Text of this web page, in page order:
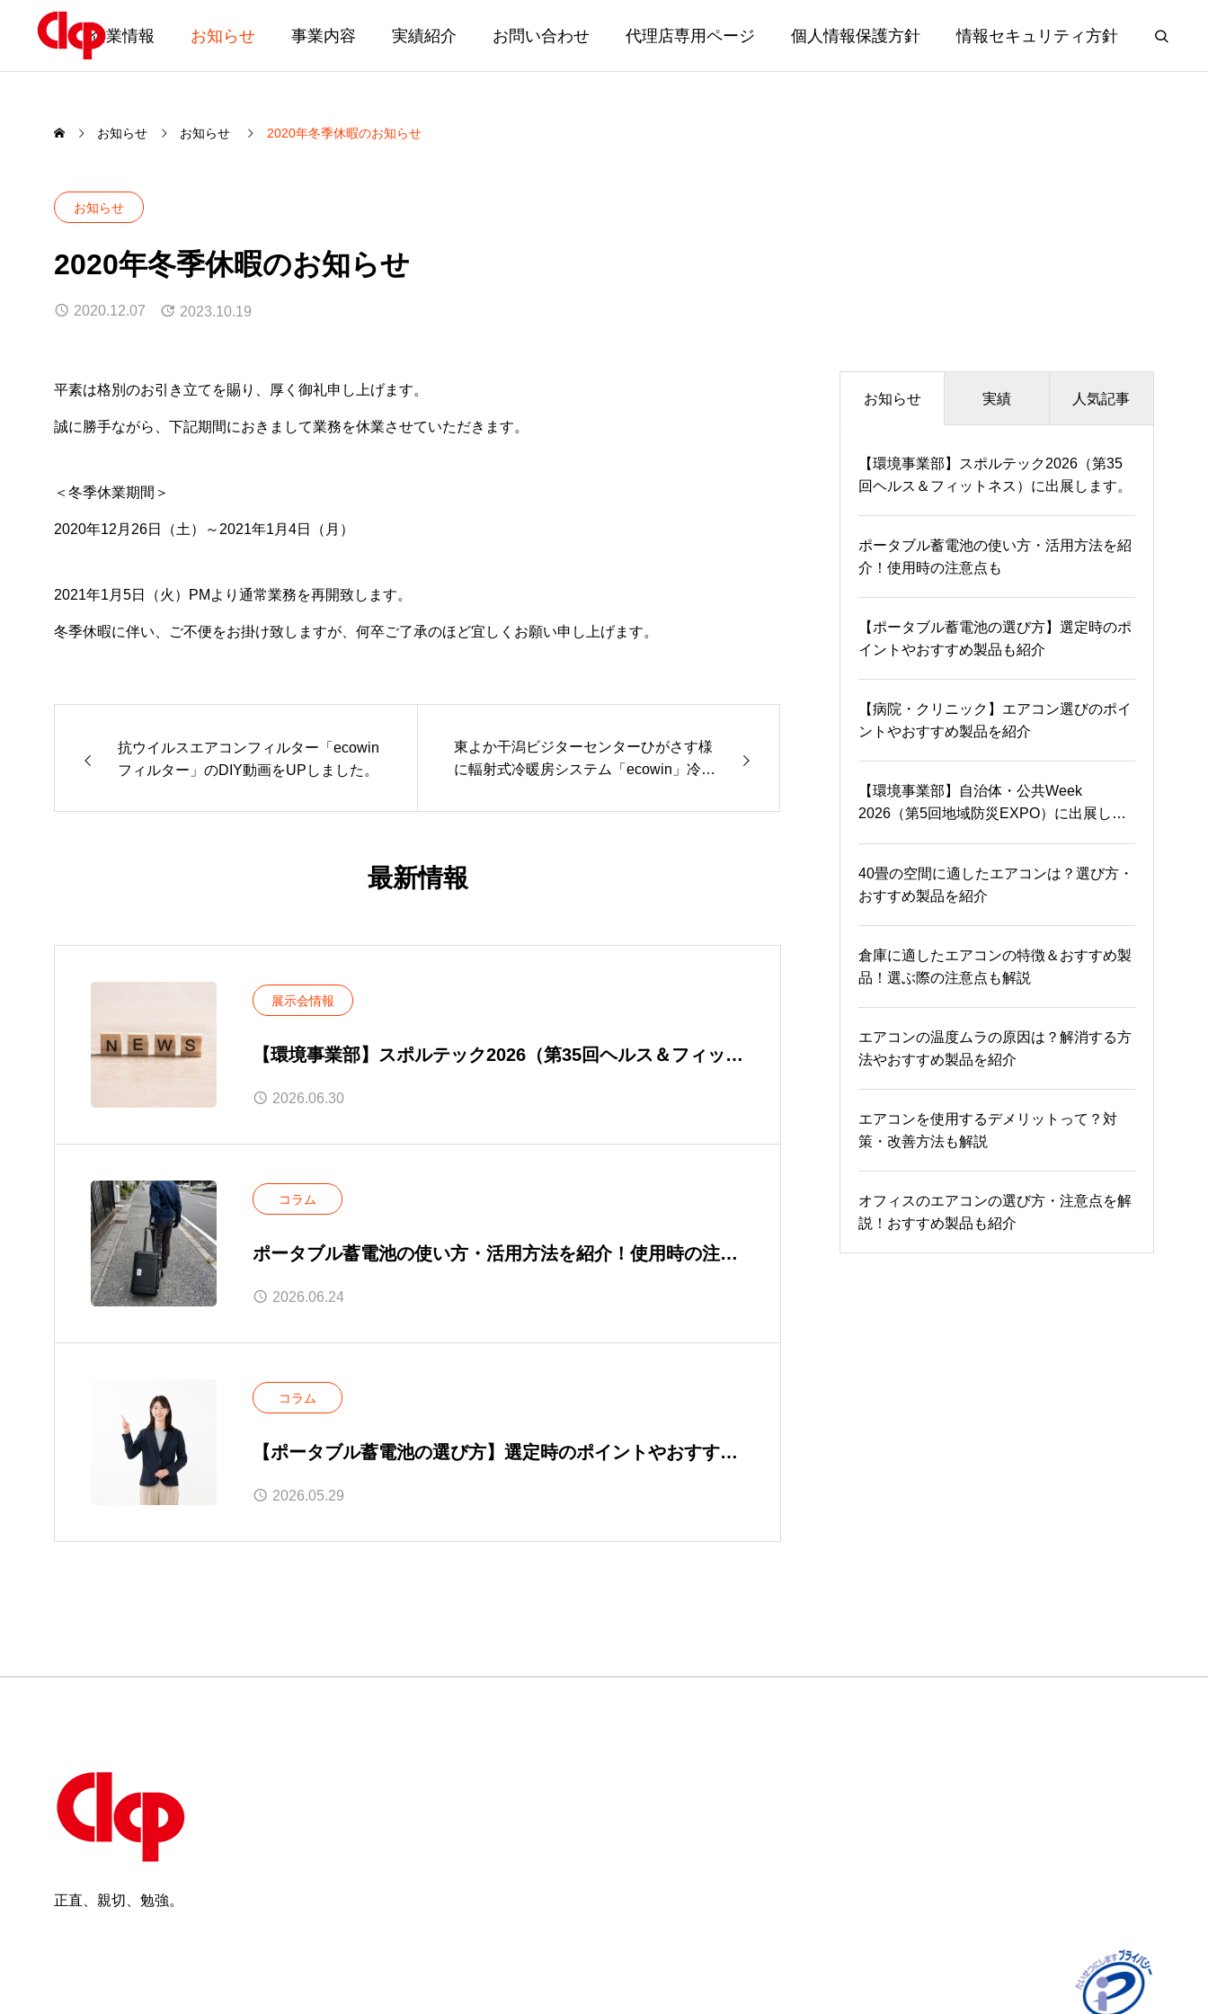
企業情報 お知らせ 事業内容 実績紹介 お問い合わせ 代理店専用ページ 個人情報保護方針 情報セキュリティ方針
お知らせ お知らせ 2020年冬季休暇のお知らせ
お知らせ
2020年冬季休暇のお知らせ
2020.12.07 2023.10.19
平素は格別のお引き立てを賜り、厚く御礼申し上げます。
誠に勝手ながら、下記期間におきまして業務を休業させていただきます。
＜冬季休業期間＞
2020年12月26日（土）～2021年1月4日（月）
2021年1月5日（火）PMより通常業務を再開致します。
冬季休暇に伴い、ご不便をお掛け致しますが、何卒ご了承のほど宜しくお願い申し上げます。
抗ウイルスエアコンフィルター「ecowin
フィルター」のDIY動画をUPしました。
東よか干潟ビジターセンターひがさす様
に輻射式冷暖房システム「ecowin」冷温
最新情報
展示会情報
【環境事業部】スポルテック2026（第35回ヘルス＆フィット
ネス）に出展します。
2026.06.30
コラム
ポータブル蓄電池の使い方・活用方法を紹介！使用時の注意
点も
2026.06.24
コラム
【ポータブル蓄電池の選び方】選定時のポイントやおすすめ
製品も紹介
2026.05.29
お知らせ 実績 人気記事
【環境事業部】スポルテック2026（第35
回ヘルス＆フィットネス）に出展します。
ポータブル蓄電池の使い方・活用方法を紹
介！使用時の注意点も
【ポータブル蓄電池の選び方】選定時のポ
イントやおすすめ製品も紹介
【病院・クリニック】エアコン選びのポイ
ントやおすすめ製品を紹介
【環境事業部】自治体・公共Week
2026（第5回地域防災EXPO）に出展しま
40畳の空間に適したエアコンは？選び方・
おすすめ製品を紹介
倉庫に適したエアコンの特徴＆おすすめ製
品！選ぶ際の注意点も解説
エアコンの温度ムラの原因は？解消する方
法やおすすめ製品を紹介
エアコンを使用するデメリットって？対
策・改善方法も解説
オフィスのエアコンの選び方・注意点を解
説！おすすめ製品も紹介
福島県会津若松市「会津
三菱自動車販売株式会
社」様
佐賀県「武雄市民体育
館」様
等学校」様
千葉県「社会福祉法人あ
かね福祉会 ふたば保育
園」様
設置事例
高知県田野町「幼保連携
型認定こども園」様
佐賀県「鳥栖市民体育
館」様
佐賀県「佐野常民と三重
福島県白河市大沼行政セ
ンター「サンフレッシュ
エアコンが原因で風邪をひく！？対策やお
すすめ製品を紹介
体育館の熱中症対策を徹底解説！効果的な
暑さ対策を紹介
40畳の空間に適したエアコンは？選び方・
おすすめ製品を紹介
学校のエアコン設置率は？教室・体育館に
適した設備やおすすめシステムを紹介
エアコンの温度ムラの原因は？解消する方
法やおすすめ製品を紹介
エコウィン（ecowin）の仕組みって？メリ
ットや留意点を解説
体育館のエアコンにおすすめ！輻射式冷暖
房システムの特徴と導入事例
保育園における熱中症対策！予防法・適切
な対応やおすすめ製品を紹介
エアコンを使用するデメリットって？対
策・改善方法も解説
ポータブル蓄電池の使い方・活用方法を紹
介！使用時の注意点も
正直、親切、勉強。